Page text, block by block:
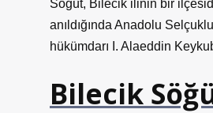
Söğüt, Bilecik ilinin bir
anıldığında Anadolu
hükümdarı I. Alaeddin
Bilecik